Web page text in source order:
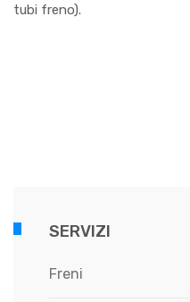
tubi freno).
SERVIZI
Freni